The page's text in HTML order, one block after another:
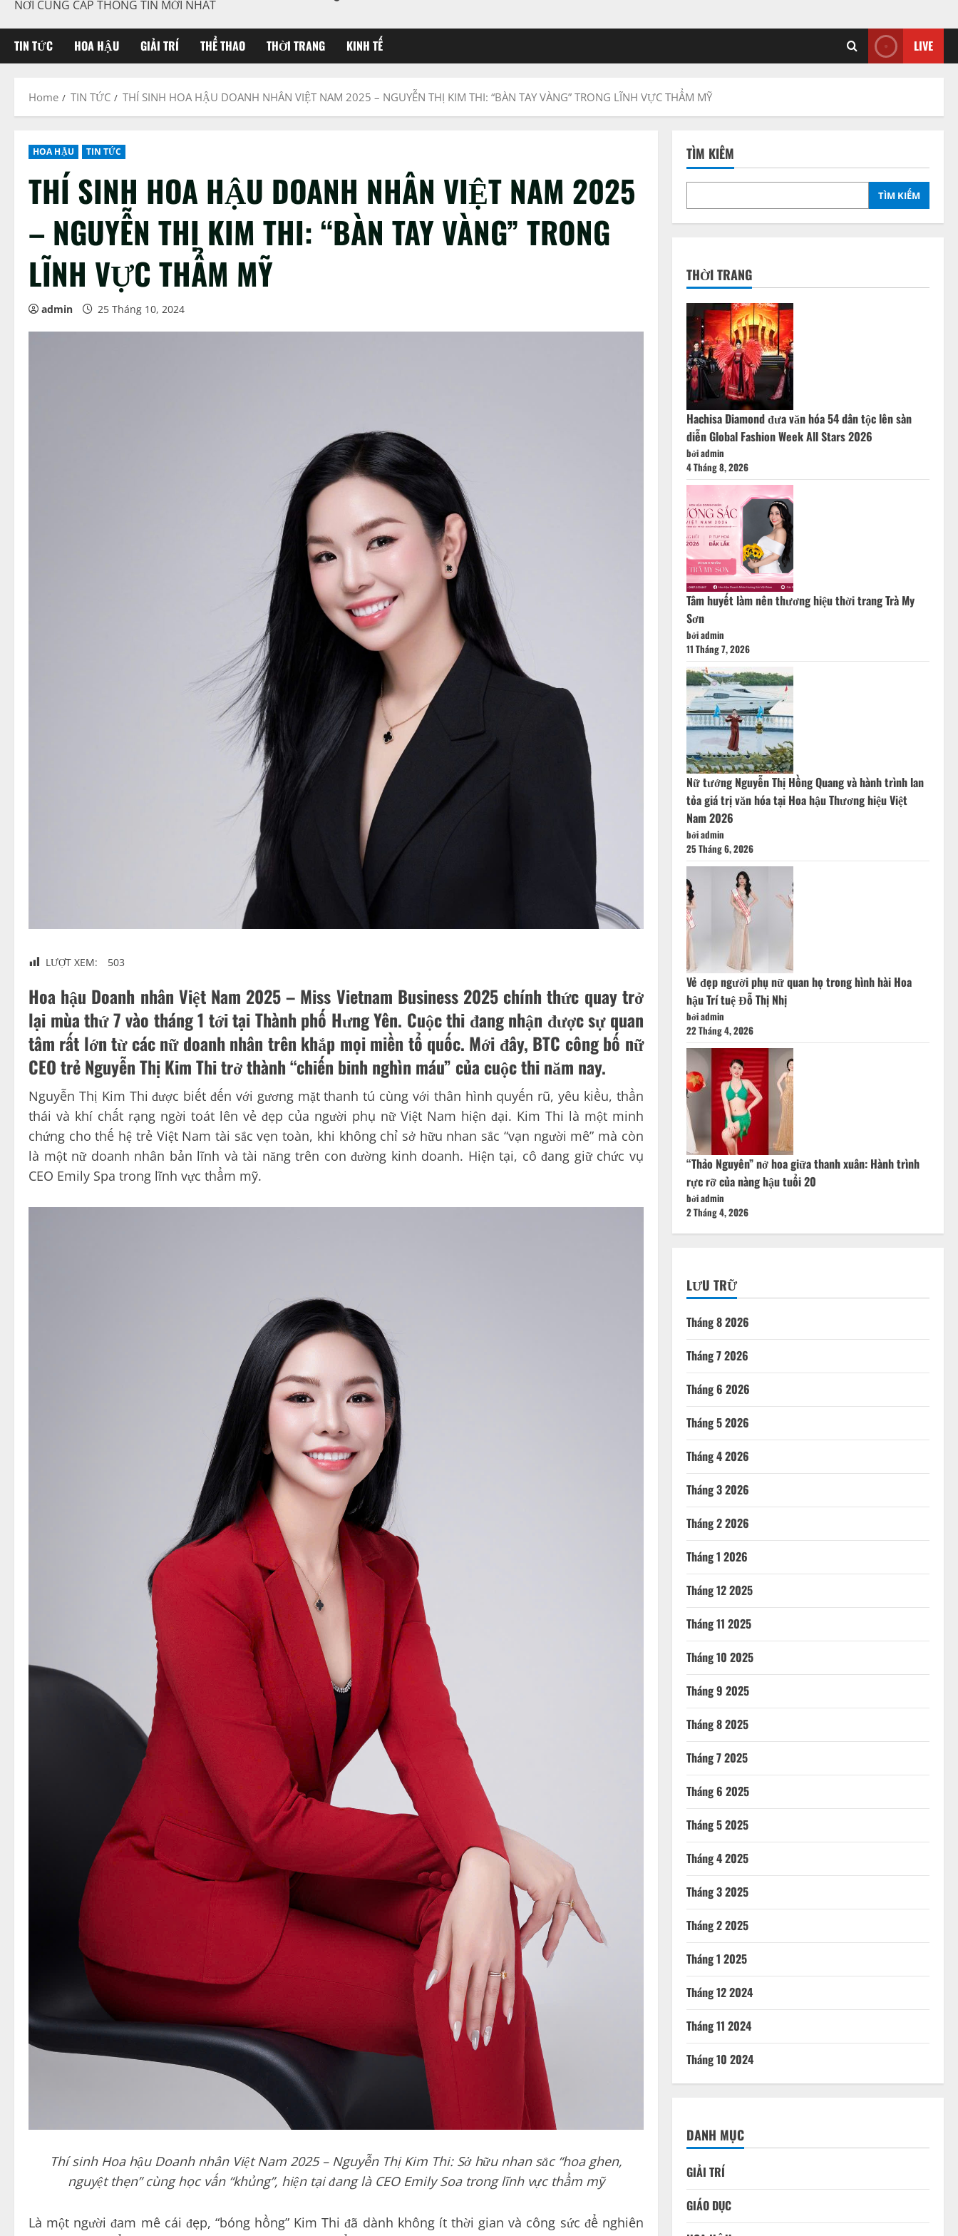
NƠI CUNG CẤP THÔNG TIN MỚI NHẤT
TIN TỨC HOA HẬU GIẢI TRÍ THỂ THAO THỜI TRANG KINH TẾ LIVE
Home TIN TỨC THÍ SINH HOA HẬU DOANH NHÂN VIỆT NAM 2025 – NGUYỄN THỊ KIM THI: “BÀN TAY VÀNG” TRONG LĨNH VỰC THẨM MỸ
HOA HẬU TIN TỨC
THÍ SINH HOA HẬU DOANH NHÂN VIỆT NAM 2025
– NGUYỄN THỊ KIM THI: “BÀN TAY VÀNG” TRONG
LĨNH VỰC THẨM MỸ
admin 25 Tháng 10, 2024
LƯỢT XEM: 503
Hoa hậu Doanh nhân Việt Nam 2025 – Miss Vietnam Business 2025 chính thức quay trở
lại mùa thứ 7 vào tháng 1 tới tại Thành phố Hưng Yên. Cuộc thi đang nhận được sự quan
tâm rất lớn từ các nữ doanh nhân trên khắp mọi miền tổ quốc. Mới đây, BTC công bố nữ
CEO trẻ Nguyễn Thị Kim Thi trở thành “chiến binh nghìn máu” của cuộc thi năm nay.
Nguyễn Thị Kim Thi được biết đến với gương mặt thanh tú cùng với thân hình quyến rũ, yêu kiều, thần
thái và khí chất rạng ngời toát lên vẻ đẹp của người phụ nữ Việt Nam hiện đại. Kim Thi là một minh
chứng cho thế hệ trẻ Việt Nam tài sắc vẹn toàn, khi không chỉ sở hữu nhan sắc “vạn người mê” mà còn
là một nữ doanh nhân bản lĩnh và tài năng trên con đường kinh doanh. Hiện tại, cô đang giữ chức vụ
CEO Emily Spa trong lĩnh vực thẩm mỹ.
Thí sinh Hoa hậu Doanh nhân Việt Nam 2025 – Nguyễn Thị Kim Thi: Sở hữu nhan sắc “hoa ghen,
nguyệt thẹn” cùng học vấn “khủng”, hiện tại đang là CEO Emily Soa trong lĩnh vực thẩm mỹ
Là một người đam mê cái đẹp, “bóng hồng” Kim Thi đã dành không ít thời gian và công sức để nghiên
TÌM KIẾM
TÌM KIẾM
THỜI TRANG
Hachisa Diamond đưa văn hóa 54 dân tộc lên sàn
diễn Global Fashion Week All Stars 2026
bởi admin
4 Tháng 8, 2026
Tâm huyết làm nên thương hiệu thời trang Trà My
Sơn
bởi admin
11 Tháng 7, 2026
Nữ tướng Nguyễn Thị Hồng Quang và hành trình lan
tỏa giá trị văn hóa tại Hoa hậu Thương hiệu Việt
Nam 2026
bởi admin
25 Tháng 6, 2026
Vẻ đẹp người phụ nữ quan họ trong hình hài Hoa
hậu Trí tuệ Đỗ Thị Nhị
bởi admin
22 Tháng 4, 2026
“Thảo Nguyên” nở hoa giữa thanh xuân: Hành trình
rực rỡ của nàng hậu tuổi 20
bởi admin
2 Tháng 4, 2026
LƯU TRỮ
Tháng 8 2026
Tháng 7 2026
Tháng 6 2026
Tháng 5 2026
Tháng 4 2026
Tháng 3 2026
Tháng 2 2026
Tháng 1 2026
Tháng 12 2025
Tháng 11 2025
Tháng 10 2025
Tháng 9 2025
Tháng 8 2025
Tháng 7 2025
Tháng 6 2025
Tháng 5 2025
Tháng 4 2025
Tháng 3 2025
Tháng 2 2025
Tháng 1 2025
Tháng 12 2024
Tháng 11 2024
Tháng 10 2024
DANH MỤC
GIẢI TRÍ
GIÁO DỤC